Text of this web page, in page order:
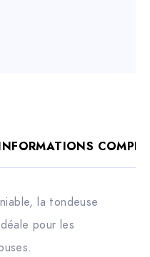
la tondeuse
pour les